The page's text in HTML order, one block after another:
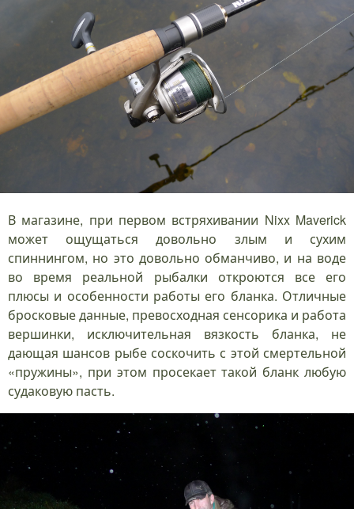
В магазине, при первом встряхивании Nixx Maverick
может ощущаться довольно злым и сухим
спиннингом, но это довольно обманчиво, и на воде
во время реальной рыбалки откроются все его
плюсы и особенности работы его бланка. Отличные
бросковые данные, превосходная сенсорика и работа
вершинки, исключительная вязкость бланка, не
дающая шансов рыбе соскочить с этой смертельной
«пружины», при этом просекает такой бланк любую
судаковую пасть.